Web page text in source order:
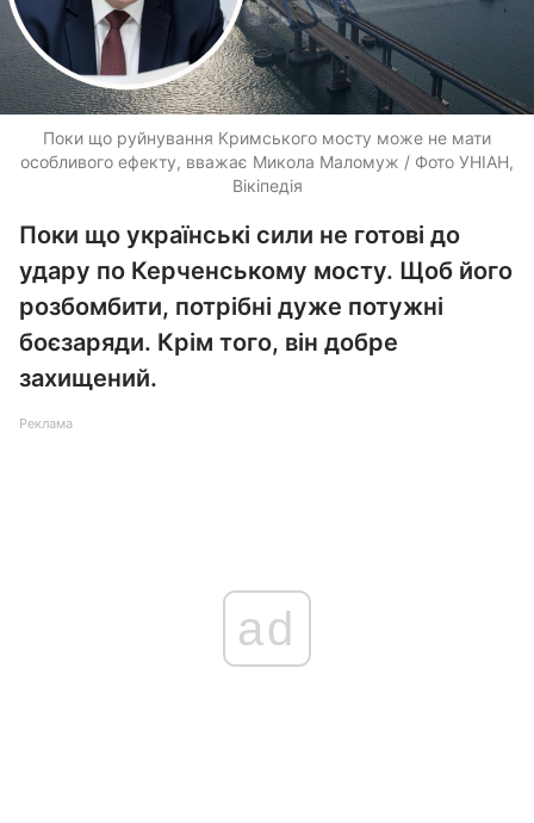
Поки що руйнування Кримського мосту може не мати
особливого ефекту, вважає Микола Маломуж / Фото УНІАН,
Вікіпедія
Поки що українські сили не готові до
удару по Керченському мосту. Щоб його
розбомбити, потрібні дуже потужні
боєзаряди. Крім того, він добре
захищений.
Реклама
ad